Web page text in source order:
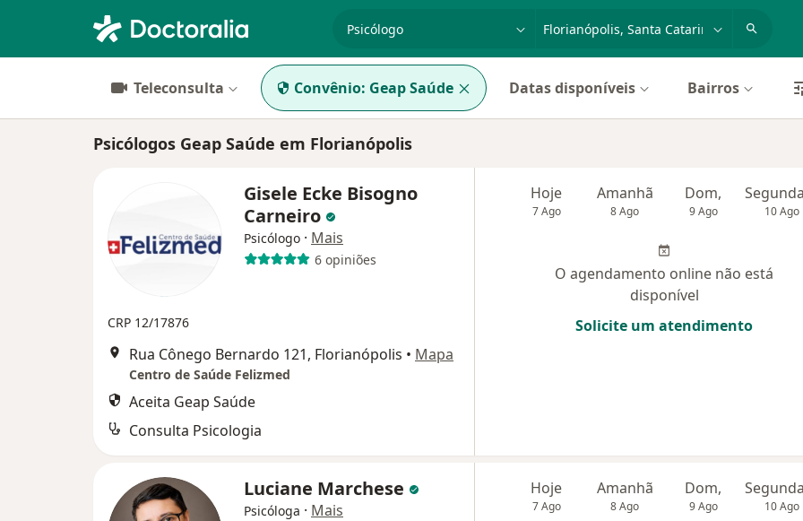
especialidade, doença ou nomecidade ou região
Teleconsulta Convênio: Geap Saúde Datas disponíveis Bairros
Psicólogos Geap Saúde em Florianópolis
Gisele Ecke Bisogno
Carneiro
Psicólogo · Mais
6 opiniões
CRP 12/17876
Rua Cônego Bernardo 121, Florianópolis • Mapa
Centro de Saúde Felizmed
Aceita Geap Saúde
Consulta Psicologia
Hoje
7 Ago
Amanhã
8 Ago
Dom,
9 Ago 10 Ago
O agendamento online não está
disponível
Solicite um atendimento
Luciane Marchese
Psicóloga · Mais
Hoje
7 Ago
Amanhã
8 Ago
Dom,
9 Ago 10 Ago